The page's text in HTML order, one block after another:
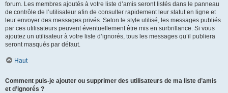
forum. Les membres ajoutés à votre liste d’amis seront listés dans le panneau
de contrôle de l’utilisateur afin de consulter rapidement leur statut en ligne et
leur envoyer des messages privés. Selon le style utilisé, les messages publiés
par ces utilisateurs peuvent éventuellement être mis en surbrillance. Si vous
ajoutez un utilisateur à votre liste d’ignorés, tous les messages qu’il publiera
seront masqués par défaut.
Haut
Comment puis-je ajouter ou supprimer des utilisateurs de ma liste d’amis
et d’ignorés ?